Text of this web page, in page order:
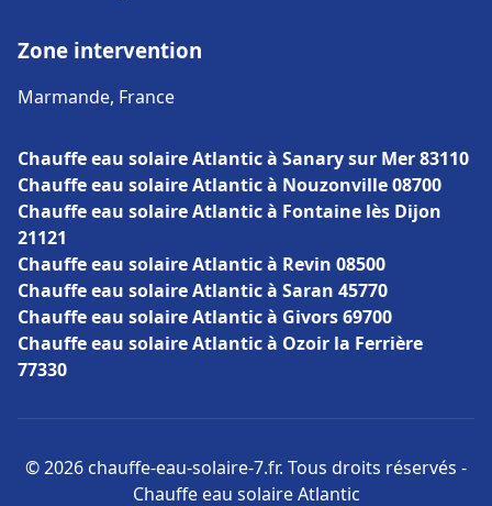
Zone intervention
Marmande, France
Chauffe eau solaire Atlantic à Sanary sur Mer 83110
Chauffe eau solaire Atlantic à Nouzonville 08700
Chauffe eau solaire Atlantic à Fontaine lès Dijon
21121
Chauffe eau solaire Atlantic à Revin 08500
Chauffe eau solaire Atlantic à Saran 45770
Chauffe eau solaire Atlantic à Givors 69700
Chauffe eau solaire Atlantic à Ozoir la Ferrière
77330
© 2026 chauffe-eau-solaire-7.fr. Tous droits réservés -
Chauffe eau solaire Atlantic